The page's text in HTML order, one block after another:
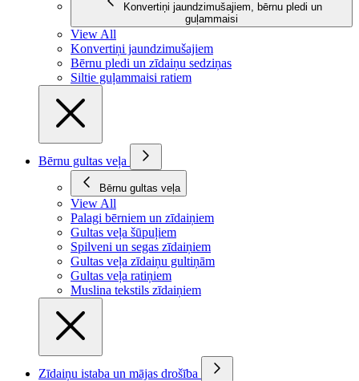
Konvertiņi jaundzimušajiem, bērnu pledi un
guļammaisi
View All
Konvertiņi jaundzimušajiem
Bērnu pledi un zīdaiņu sedziņas
Siltie guļammaisi ratiem
Bērnu gultas veļa
Bērnu gultas veļa
View All
Palagi bērniem un zīdaiņiem
Gultas veļa šūpuļiem
Spilveni un segas zīdaiņiem
Gultas veļa zīdaiņu gultiņām
Gultas veļa ratiņiem
Muslina tekstils zīdaiņiem
Zīdaiņu istaba un mājas drošība